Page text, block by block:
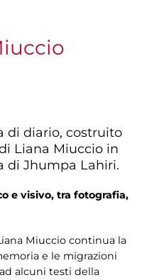
di diario, costruito
Liana Miuccio in
di Jhumpa Lahiri.
e visivo, tra fotografia,
Miuccio continua la
e le migrazioni
alcuni testi della